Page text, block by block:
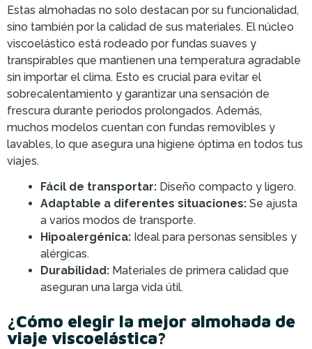
Estas almohadas no solo destacan por su funcionalidad,
sino también por la calidad de sus materiales. El núcleo
viscoelástico está rodeado por fundas suaves y
transpirables que mantienen una temperatura agradable
sin importar el clima. Esto es crucial para evitar el
sobrecalentamiento y garantizar una sensación de
frescura durante periodos prolongados. Además,
muchos modelos cuentan con fundas removibles y
lavables, lo que asegura una higiene óptima en todos tus
viajes.
Fácil de transportar: Diseño compacto y ligero.
Adaptable a diferentes situaciones: Se ajusta
a varios modos de transporte.
Hipoalergénica: Ideal para personas sensibles y
alérgicas.
Durabilidad: Materiales de primera calidad que
aseguran una larga vida útil.
¿Cómo elegir la mejor almohada de
viaje viscoelástica?